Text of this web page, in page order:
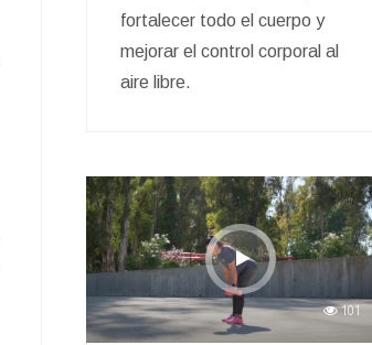
fortalecer todo el cuerpo y
mejorar el control corporal al
aire libre.
101